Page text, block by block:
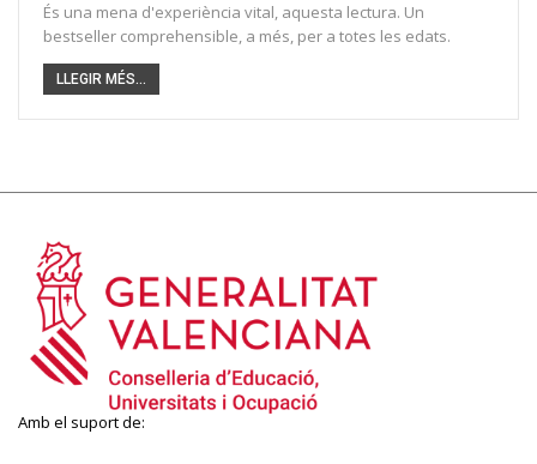
És una mena d'experiència vital, aquesta lectura. Un
bestseller comprehensible, a més, per a totes les edats.
LLEGIR MÉS...
Amb el suport de: